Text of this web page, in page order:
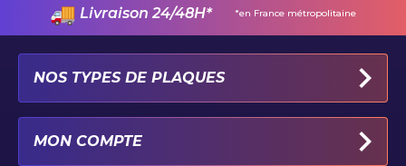
Livraison 24/48H* *en France métropolitaine
NOS TYPES DE PLAQUES
MON COMPTE